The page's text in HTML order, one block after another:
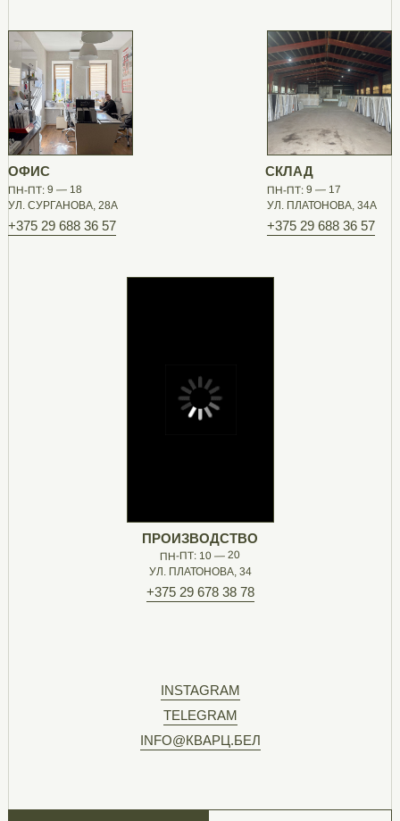
ОФИС
ПН-ПТ: 9 — 18
УЛ. СУРГАНОВА, 28А
ПРОИЗВОДСТВО
ПН-ПТ: 10 — 20
УЛ. ПЛАТОНОВА, 34
+375 29 678 38 78
+375 29 688 36 57
INFO@КВАРЦ.БЕЛ
TELEGRAM
INSTAGRAM
СКЛАД
ПН-ПТ: 9 — 17
УЛ. ПЛАТОНОВА, 34А
+375 29 688 36 57